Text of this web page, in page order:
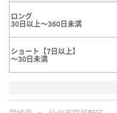
ロング
30日以上～360日未満
ショート【7日以上】
～30日未満